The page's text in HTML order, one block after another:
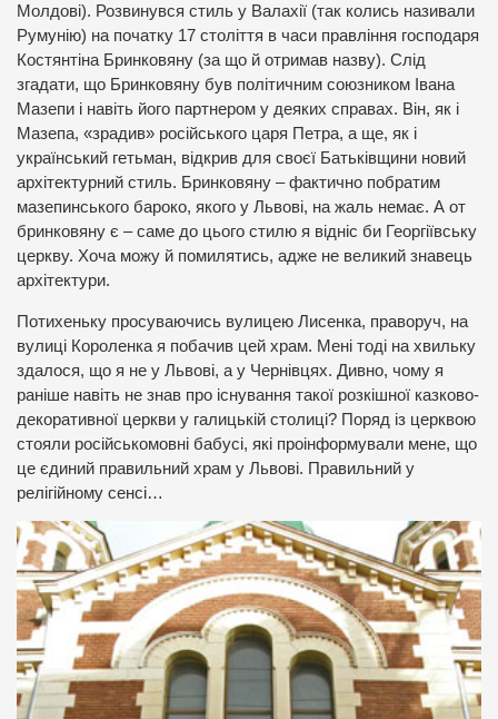
Молдові). Розвинувся стиль у Валахії (так колись називали
Румунію) на початку 17 століття в часи правління господаря
Костянтіна Бринковяну (за що й отримав назву). Слід
згадати, що Бринковяну був політичним союзником Івана
Мазепи і навіть його партнером у деяких справах. Він, як і
Мазепа, «зрадив» російського царя Петра, а ще, як і
український гетьман, відкрив для своєї Батьківщини новий
архітектурний стиль. Бринковяну – фактично побратим
мазепинського бароко, якого у Львові, на жаль немає. А от
бринковяну є – саме до цього стилю я відніс би Георгіївську
церкву. Хоча можу й помилятись, адже не великий знавець
архітектури.
Потихеньку просуваючись вулицею Лисенка, праворуч, на
вулиці Короленка я побачив цей храм. Мені тоді на хвильку
здалося, що я не у Львові, а у Чернівцях. Дивно, чому я
раніше навіть не знав про існування такої розкішної казково-
декоративної церкви у галицькій столиці? Поряд із церквою
стояли російськомовні бабусі, які проінформували мене, що
це єдиний правильний храм у Львові. Правильний у
релігійному сенсі…